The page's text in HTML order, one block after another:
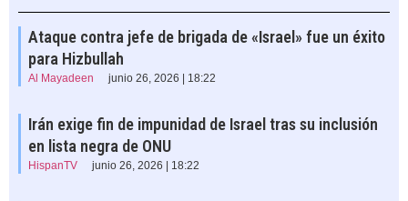
Ataque contra jefe de brigada de «Israel» fue un éxito
para Hizbullah
Al Mayadeen junio 26, 2026 | 18:22
Irán exige fin de impunidad de Israel tras su inclusión
en lista negra de ONU
HispanTV junio 26, 2026 | 18:22